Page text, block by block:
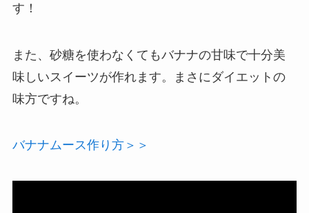
す！
また、砂糖を使わなくてもバナナの甘味で十分美
味しいスイーツが作れます。まさにダイエットの
味方ですね。
バナナムース作り方＞＞